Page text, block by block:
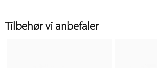
Tilbehør vi anbefaler